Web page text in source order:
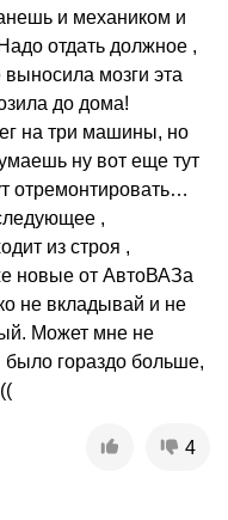
и механиком и
отдать должное ,
мозги эта
до дома!
на три машины, но
ну вот еще тут
отремонтировать…
,
из строя ,
новые от АвтоВАЗа
не вкладывай и не
Может мне не
было гораздо больше,
4